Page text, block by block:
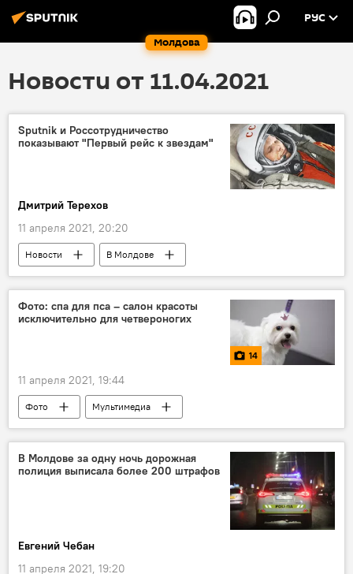
Молдова
РУС
Новости от 11.04.2021
Sputnik и Россотрудничество
показывают "Первый рейс к звездам"
Дмитрий Терехов
11 апреля 2021, 20:20
Новости
В Молдове
Наука и технологии
Общество
День космонавтики
Юрий Гагарин
Россотрудничество
Фото: спа для пса – салон красоты
исключительно для четвероногих
14
11 апреля 2021, 19:44
Фото Мультимедиа
В Молдове за одну ночь дорожная
полиция выписала более 200 штрафов
Евгений Чебан
11 апреля 2021, 19:20